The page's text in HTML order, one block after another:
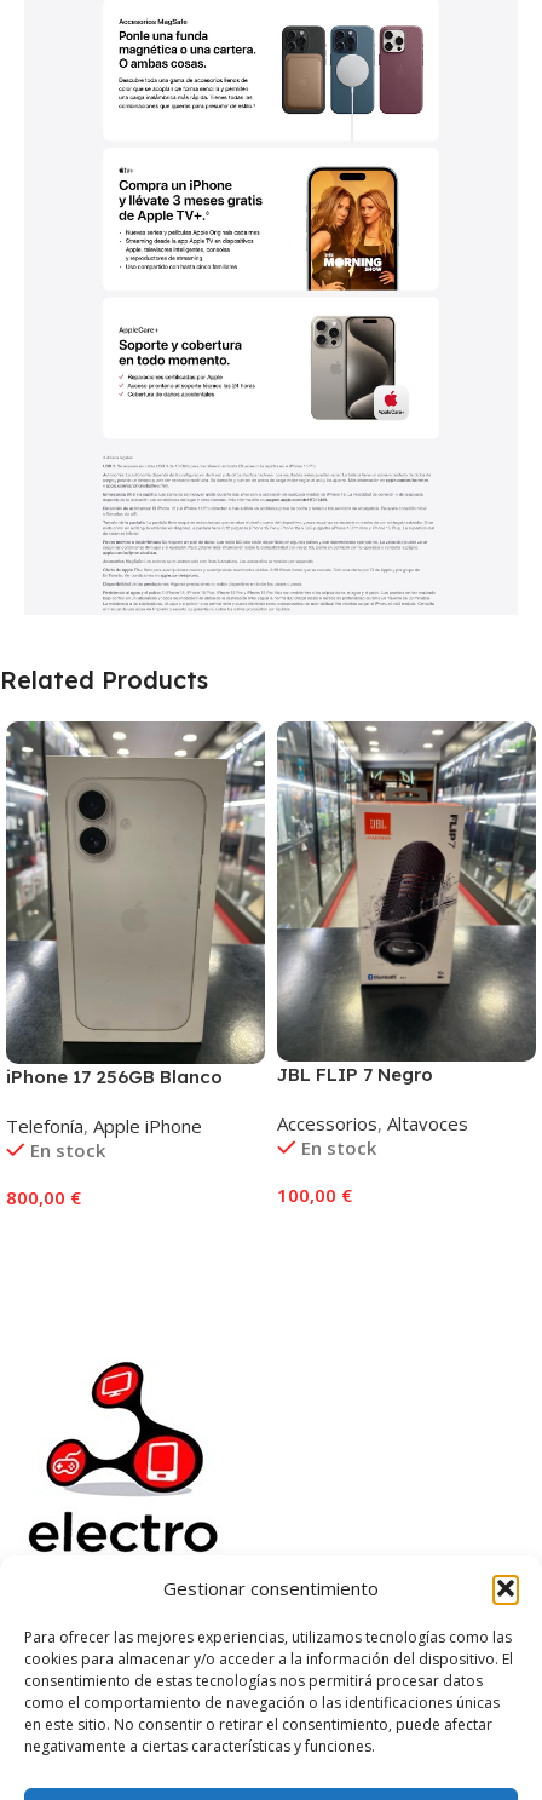
Gestionar consentimiento
Para ofrecer las mejores experiencias, utilizamos tecnologías como las
cookies para almacenar y/o acceder a la información del dispositivo. El
consentimiento de estas tecnologías nos permitirá procesar datos
como el comportamiento de navegación o las identificaciones únicas
en este sitio. No consentir o retirar el consentimiento, puede afectar
negativamente a ciertas características y funciones.
Related Products
iPhone 17 256GB Blanco
Telefonía, Apple iPhone
En stock
800,00 €
JBL FLIP 7 Negro
Accessorios, Altavoces
En stock
100,00 €
Electrorenover
Ayuda
Legal
Suscribete